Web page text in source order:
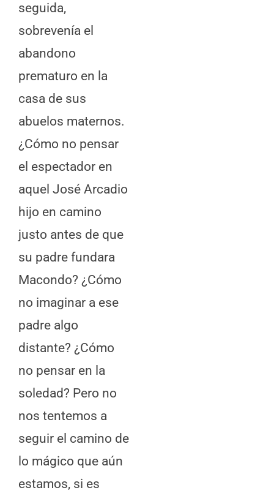
seguida,
sobrevenía el
abandono
prematuro en la
casa de sus
abuelos maternos.
¿Cómo no pensar
el espectador en
aquel José Arcadio
hijo en camino
justo antes de que
su padre fundara
Macondo? ¿Cómo
no imaginar a ese
padre algo
distante? ¿Cómo
no pensar en la
soledad? Pero no
nos tentemos a
seguir el camino de
lo mágico que aún
estamos, si es